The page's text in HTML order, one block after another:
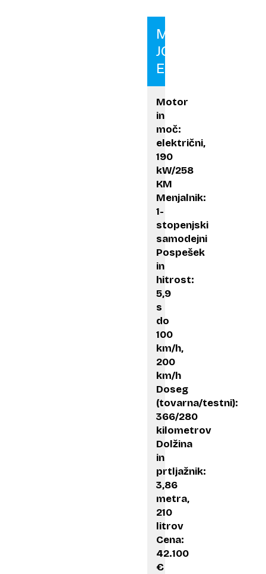
Mini
JCW
E
Motor
in
moč:
električni,
190
kW/258
KM
Menjalnik:
1-
stopenjski
samodejni
Pospešek
in
hitrost:
5,9
s
do
100
km/h,
200
km/h
Doseg
(tovarna/testni):
366/280
kilometrov
Dolžina
in
prtljažnik:
3,86
metra,
210
litrov
Cena:
42.100
€